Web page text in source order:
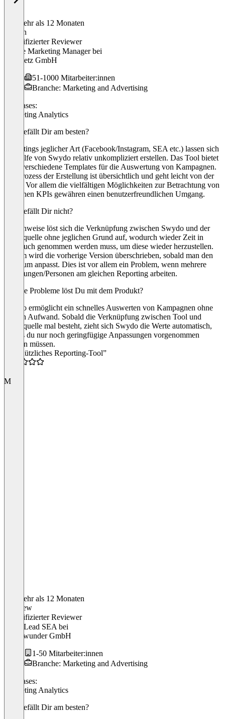
Vor mehr als 12 Monaten
Florian
Verifizierter Reviewer
Online Marketing Managerbei
web-netz GmbH
51-1000 Mitarbeiter:innen
Branche: Marketing and Advertising
Use cases:
Marketing Analytics
Was gefällt Dir am besten?
Reportings jeglicher Art (Facebook/Instagram, SEA etc.) lassen sich
mit Hilfe von Swydo relativ unkompliziert erstellen. Das Tool bietet
viele verschiedene Templates für die Auswertung von Kampagnen.
Die Prozess der Erstellung ist übersichtlich und geht leicht von der
Hand. Vor allem die vielfältigen Möglichkeiten zur Betrachtung von
einzelnen KPIs gewähren einen benutzerfreundlichen Umgang.
Was gefällt Dir nicht?
Phasenweise löst sich die Verknüpfung zwischen Swydo und der
Datenquelle ohne jeglichen Grund auf, wodurch wieder Zeit in
Anspruch genommen werden muss, um diese wieder herzustellen.
Zudem wird die vorherige Version überschrieben, sobald man den
Zeitraum anpasst. Dies ist vor allem ein Problem, wenn mehrere
Abteilungen/Personen am gleichen Reporting arbeiten.
Welche Probleme löst Du mit dem Produkt?
Swydo ermöglicht ein schnelles Auswerten von Kampagnen ohne
großen Aufwand. Sobald die Verknüpfung zwischen Tool und
Datenquelle mal besteht, zieht sich Swydo die Werte automatisch,
sodass du nur noch geringfügige Anpassungen vorgenommen
werden müssen.
“Ein nützliches Reporting-Tool”
M
Vor mehr als 12 Monaten
Matthew
Verifizierter Reviewer
Team Lead SEA bei
Rheinwunder GmbH
1-50 Mitarbeiter:innen
Branche: Marketing and Advertising
Use cases:
Marketing Analytics
Was gefällt Dir am besten?